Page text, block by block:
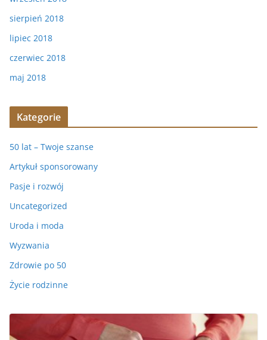
sierpień 2018
lipiec 2018
czerwiec 2018
maj 2018
Kategorie
50 lat – Twoje szanse
Artykuł sponsorowany
Pasje i rozwój
Uncategorized
Uroda i moda
Wyzwania
Zdrowie po 50
Życie rodzinne